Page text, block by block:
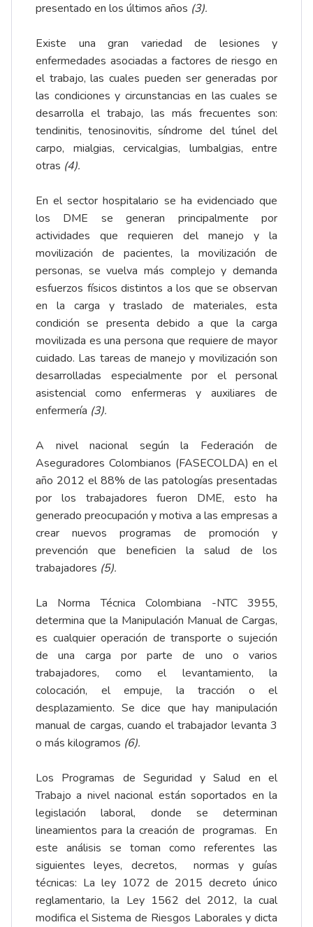
presentado en los últimos años (3).
Existe una gran variedad de lesiones y
enfermedades asociadas a factores de riesgo en
el trabajo, las cuales pueden ser generadas por
las condiciones y circunstancias en las cuales se
desarrolla el trabajo, las más frecuentes son:
tendinitis, tenosinovitis, síndrome del túnel del
carpo, mialgias, cervicalgias, lumbalgias, entre
otras (4).
En el sector hospitalario se ha evidenciado que
los DME se generan principalmente por
actividades que requieren del manejo y la
movilización de pacientes, la movilización de
personas, se vuelva más complejo y demanda
esfuerzos físicos distintos a los que se observan
en la carga y traslado de materiales, esta
condición se presenta debido a que la carga
movilizada es una persona que requiere de mayor
cuidado. Las tareas de manejo y movilización son
desarrolladas especialmente por el personal
asistencial como enfermeras y auxiliares de
enfermería (3).
A nivel nacional según la Federación de
Aseguradores Colombianos (FASECOLDA) en el
año 2012 el 88% de las patologías presentadas
por los trabajadores fueron DME, esto ha
generado preocupación y motiva a las empresas a
crear nuevos programas de promoción y
prevención que beneficien la salud de los
trabajadores (5).
La Norma Técnica Colombiana -NTC 3955,
determina que la Manipulación Manual de Cargas,
es cualquier operación de transporte o sujeción
de una carga por parte de uno o varios
trabajadores, como el levantamiento, la
colocación, el empuje, la tracción o el
desplazamiento. Se dice que hay manipulación
manual de cargas, cuando el trabajador levanta 3
o más kilogramos (6).
Los Programas de Seguridad y Salud en el
Trabajo a nivel nacional están soportados en la
legislación laboral, donde se determinan
lineamientos para la creación de programas. En
este análisis se toman como referentes las
siguientes leyes, decretos, normas y guías
técnicas: La ley 1072 de 2015 decreto único
reglamentario, la Ley 1562 del 2012, la cual
modifica el Sistema de Riesgos Laborales y dicta